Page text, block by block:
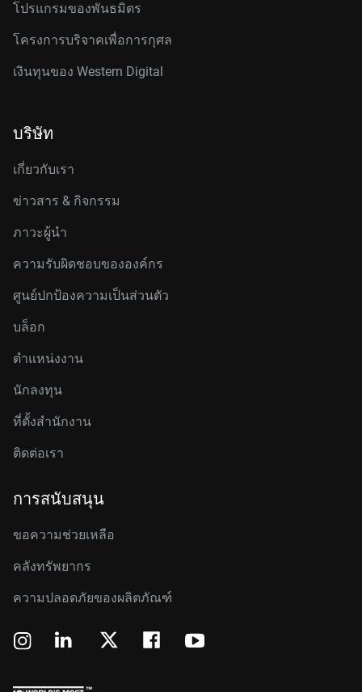
โปรแกรมของพันธมิตร
โครงการบริจาคเพื่อการกุศล
เงินทุนของ Western Digital
บริษัท
เกี่ยวกับเรา
ข่าวสาร & กิจกรรม
ภาวะผู้นำ
ความรับผิดชอบขององค์กร
ศูนย์ปกป้องความเป็นส่วนตัว
บล็อก
ตำแหน่งงาน
นักลงทุน
ที่ตั้งสำนักงาน
ติดต่อเรา
การสนับสนุน
ขอความช่วยเหลือ
คลังทรัพยากร
ความปลอดภัยของผลิตภัณฑ์